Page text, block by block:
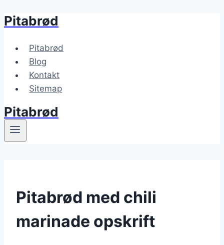
Fortsæt
indhold
Pitabrød
Pitabrød
Blog
Kontakt
Sitemap
Pitabrød
Pitabrød med chili
marinade opskrift